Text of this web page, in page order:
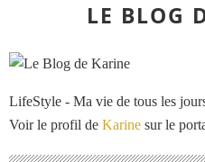
LE BLOG
LifeStyle - Ma vie de tous les
Voir le profil de Karine sur le